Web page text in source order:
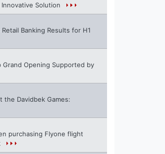
Solution
Banking Results for H1
Grand Opening Supported by
the Davidbek Games:
purchasing Flyone flight